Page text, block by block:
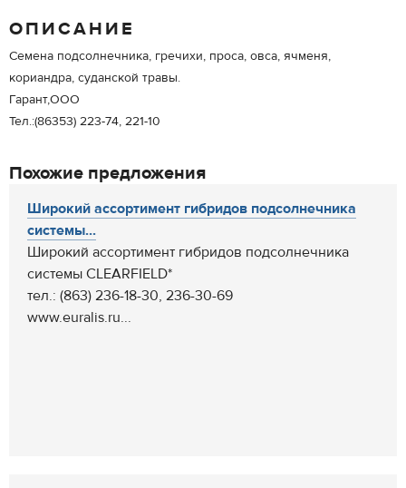
ОПИСАНИЕ
Семена подсолнечника, гречихи, проса, овса, ячменя,
кориандра, суданской травы.
Гарант,ООО
Тел.:(86353) 223-74, 221-10
Похожие предложения
Широкий ассортимент гибридов подсолнечника
системы...
Широкий ассортимент гибридов подсолнечника
системы CLEARFIELD*
тел.: (863) 236-18-30, 236-30-69
www.euralis.ru...